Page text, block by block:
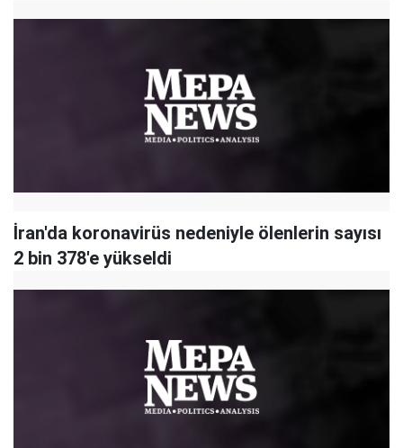
İran'da koronavirüs nedeniyle ölenlerin sayısı
2 bin 378'e yükseldi